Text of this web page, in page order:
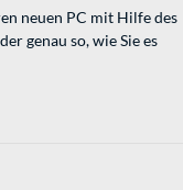
neuen PC mit Hilfe des
genau so, wie Sie es